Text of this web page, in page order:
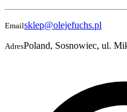
Emailsklep@olejefuchs.pl
AdresPoland, Sosnowiec, ul.